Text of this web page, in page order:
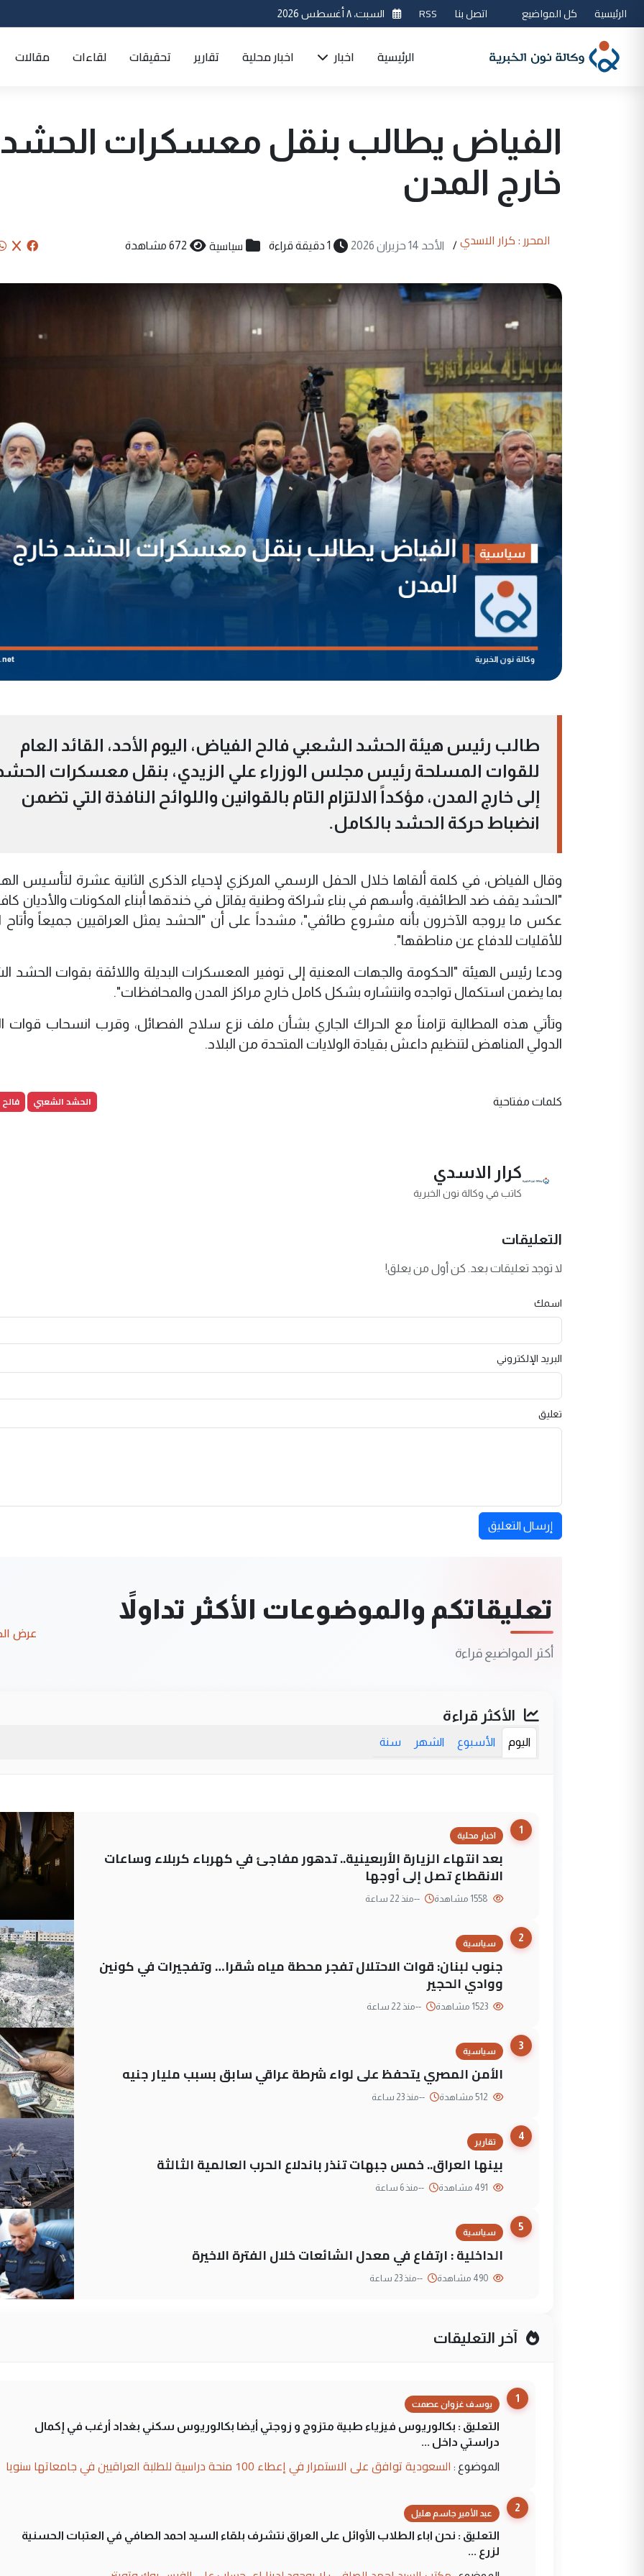
الرئيسية كل المواضيع اتصل بنا RSS السبت، ٨ أغسطس 2026
الرئيسية اخبار اخبار محلية تقارير تحقيقات لقاءات مقالات
الفياض يطالب بنقل معسكرات الحشد
خارج المدن
المحرر : كرار الاسدي / الأحد 14 حزيران 2026 1 دقيقة قراءة سياسية 672 مشاهدة
طالب رئيس هيئة الحشد الشعبي فالح الفياض، اليوم الأحد، القائد العام
للقوات المسلحة رئيس مجلس الوزراء علي الزيدي، بنقل معسكرات
إلى خارج المدن، مؤكداً الالتزام التام بالقوانين واللوائح النافذة التي تضمن
انضباط حركة الحشد بالكامل.
وقال الفياض، في كلمة ألقاها خلال الحفل الرسمي المركزي لإحياء الذكرى الثانية عشرة لتأسيس
"الحشد يقف ضد الطائفية، وأسهم في بناء شراكة وطنية يقاتل في خندقها أبناء المكونات والأديان
عكس ما يروجه الآخرون بأنه مشروع طائفي"، مشدداً على أن "الحشد يمثل العراقيين جميعاً وأتاح
للأقليات للدفاع عن مناطقها".
ودعا رئيس الهيئة "الحكومة والجهات المعنية إلى توفير المعسكرات البديلة واللائقة بقوات الحشد
بما يضمن استكمال تواجده وانتشاره بشكل كامل خارج مراكز المدن والمحافظات".
وتأتي هذه المطالبة تزامناً مع الحراك الجاري بشأن ملف نزع سلاح الفصائل، وقرب انسحاب قوات
الدولي المناهض لتنظيم داعش بقيادة الولايات المتحدة من البلاد.
كلمات مفتاحية الحشد الشعبي
كرار الاسدي
كاتب في وكالة نون الخبرية
التعليقات
لا توجد تعليقات بعد. كن أول من يعلق!
اسمك
البريد الإلكتروني
تعليق
إرسال التعليق
تعليقاتكم والموضوعات الأكثر تداولاً
أكثر المواضيع قراءة
عرض
الأكثر قراءة
اليوم الأسبوع الشهر سنة
1
اخبار محلية
بعد انتهاء الزيارة الأربعينية.. تدهور مفاجئ في كهرباء كربلاء وساعات
الانقطاع تصل إلى أوجها
--منذ 22 ساعة
2
سياسية
جنوب لبنان: قوات الاحتلال تفجر محطة مياه شقرا… وتفجيرات في كونين
ووادي الحجير
--منذ 22 ساعة
3
سياسية
الأمن المصري يتحفظ على لواء شرطة عراقي سابق بسبب مليار جنيه
--منذ 23 ساعة
4
تقارير
بينها العراق.. خمس جبهات تنذر باندلاع الحرب العالمية الثالثة
--منذ 6 ساعة
5
سياسية
الداخلية : ارتفاع في معدل الشائعات خلال الفترة الاخيرة
--منذ 23 ساعة
آخر التعليقات
1
يوسف غزوان عصمت
التعليق : بكالوريوس فيزياء طبية متزوج و زوجتي أيضا بكالوريوس سكني بغداد أرغب في إكمال
دراستي داخل ...
الموضوع : السعودية توافق على الاستمرار في إعطاء 100 منحة دراسية للطلبة العراقيين في جامعاتها سنويا
2
عبد الأمير جاسم هليل
التعليق : نحن اباء الطلاب الأوائل على العراق نتشرف بلقاء السيد احمد الصافي في العتبات الحسنية
لزرع ...